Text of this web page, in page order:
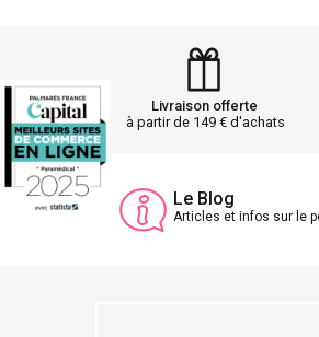
Livraison offerte
à partir de 149 € d'achats
Le Blog
Articles et infos sur le